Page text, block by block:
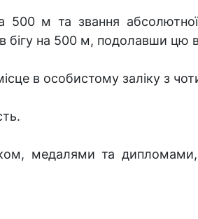
м та звання абсолютної
на 500 м, подолавши цю
в особистому заліку з
медалями та